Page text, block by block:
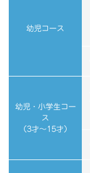
幼児コース
幼児・小学生コー
ス
（3才～15才）